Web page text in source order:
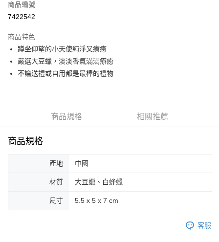
超商取貨付款
Apple Pay
街口支付
AFTEE先享後付
【關於「AFTEE先享後付」】
１．簡單：不需註冊會員、不需綁卡、不需儲值。
２．便利：只要手機號碼，簡訊認證，即可結帳。
３．安心：先確認商品／服務後，再付款。
【「AFTEE先享後付」結帳流程】
每筆NT$70，滿NT$599(含以上)免運費
商品編號
7422542
商品特色
蹲坐仰望的小天使純淨又療癒
嚴選大豆蠟，淡淡香氣滿滿療癒
不論送禮或自用都是最棒的禮物
商品規格 相關推薦
商品規格
產地 中國
材質 大豆蠟、白蜂蠟
尺寸 5.5 x 5 x 7 cm
客服